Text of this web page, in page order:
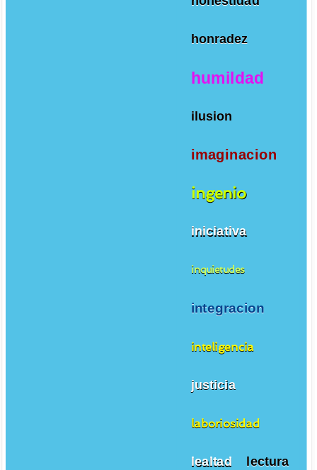
honradez
humildad
ilusion
imaginacion
ingenio
iniciativa
inquietudes
integracion
inteligencia
justicia
laboriosidad
lealtad lectura